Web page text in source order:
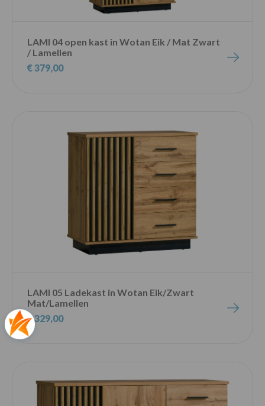
LAMI 04 open kast in Wotan Eik / Mat Zwart
/ Lamellen
€ 379,00
LAMI 05 Ladekast in Wotan Eik/Zwart
Mat/Lamellen
€ 329,00